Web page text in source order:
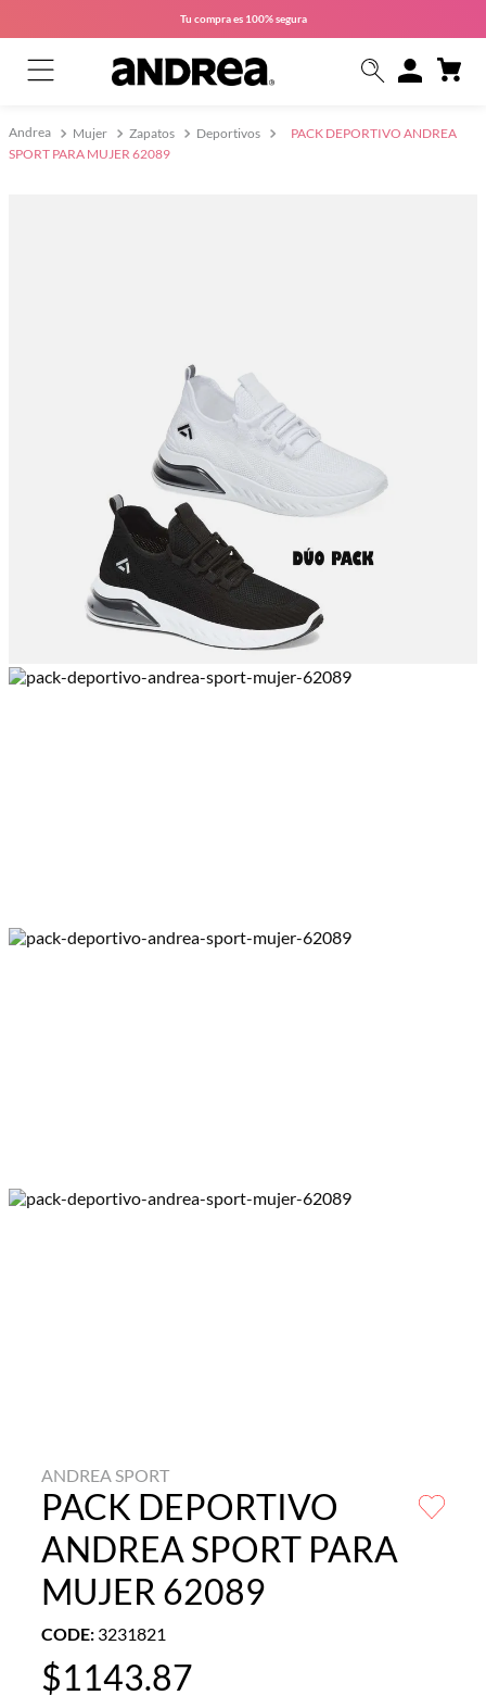
Tu compra es 100% segura
Mujer Zapatos Deportivos
PACK DEPORTIVO ANDREA
SPORT PARA MUJER 62089
ANDREA SPORT
PACK DEPORTIVO
ANDREA SPORT PARA
MUJER 62089
CODE: 3231821
$1143.87